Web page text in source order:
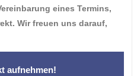
eines Termins,
Wir freuen uns darauf,
aufnehmen!